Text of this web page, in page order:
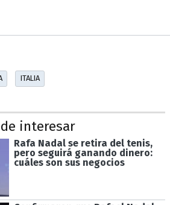
ITALIA
interesar
Rafa Nadal se retira del tenis,
pero seguirá ganando dinero:
cuáles son sus negocios